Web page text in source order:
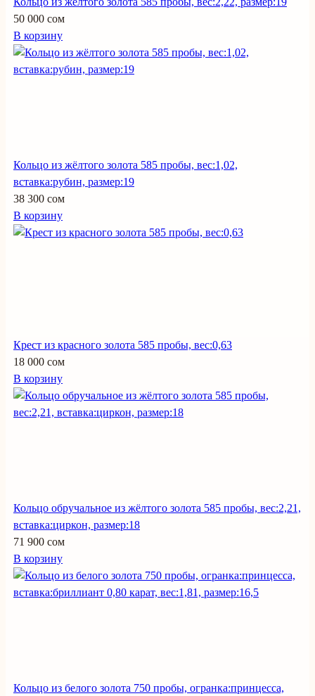
50 000 сом
В корзину
Кольцо из жёлтого золота 585 пробы, вес:1,02,
вставка:рубин, размер:19
38 300 сом
В корзину
Крест из красного золота 585 пробы, вес:0,63
18 000 сом
В корзину
Кольцо обручальное из жёлтого золота 585 пробы, вес:2,21,
вставка:циркон, размер:18
71 900 сом
В корзину
Кольцо из белого золота 750 пробы, огранка:принцесса,